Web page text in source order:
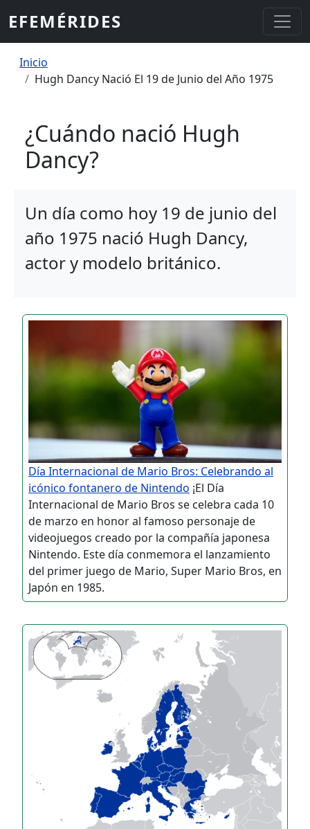
EFEMÉRIDES
Sobrescribir enlaces de ayuda a la
Inicio
Hugh Dancy Nació El 19 de Junio del Año 1975
¿Cuándo nació Hugh
Dancy?
Un día como hoy 19 de junio del
año 1975 nació Hugh Dancy,
actor y modelo británico.
Día Internacional de Mario Bros: Celebrando al
icónico fontanero de Nintendo ¡El Día
Internacional de Mario Bros se celebra cada 10
de marzo en honor al famoso personaje de
videojuegos creado por la compañía japonesa
Nintendo. Este día conmemora el lanzamiento
del primer juego de Mario, Super Mario Bros, en
Japón en 1985.